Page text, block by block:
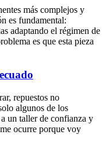
más complejos y
es fundamental:
adaptando el régimen de
es que esta pieza
repuestos no
algunos de los
un taller de confianza y
ocurre porque voy